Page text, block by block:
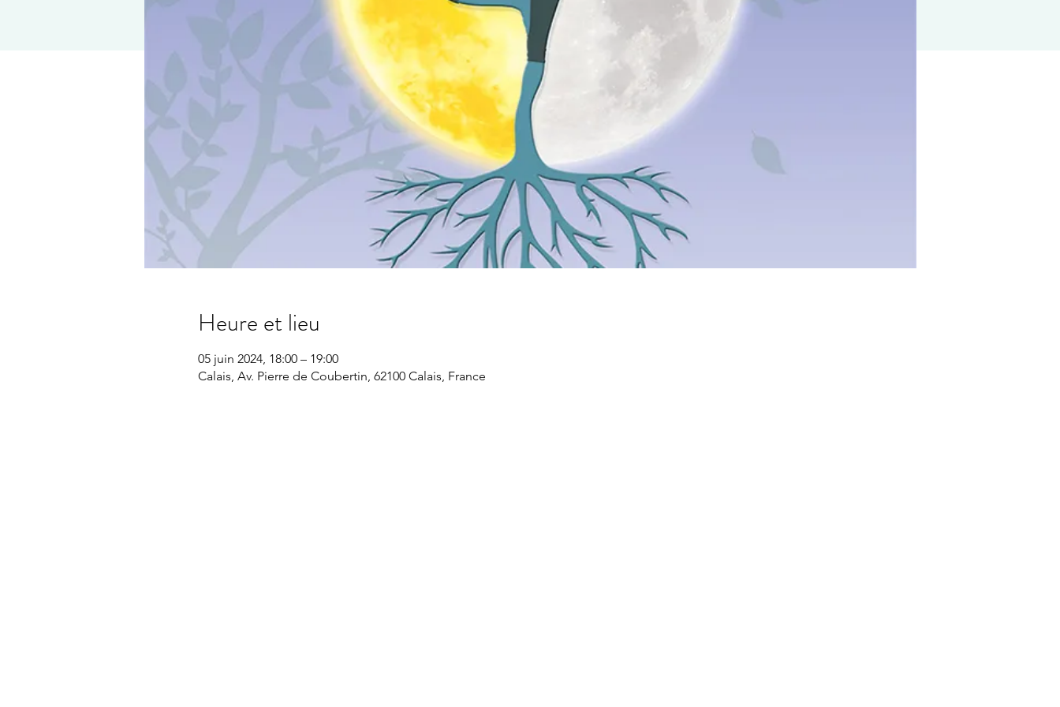
Heure et lieu
05 juin 2024, 18:00 – 19:00
Calais, Av. Pierre de Coubertin, 62100 Calais, France